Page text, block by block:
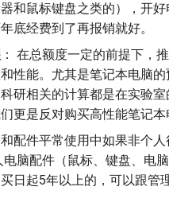
和鼠标键盘之类的），开
底经费到了再报销就好。
： 在总额度一定的前提下，
性能。尤其是笔记本电脑
研相关的计算都是在实验
更是反对购买高性能笔记本
配件平常使用中如果非个
电脑配件（鼠标、键盘、电
日起5年以上的，可以跟管